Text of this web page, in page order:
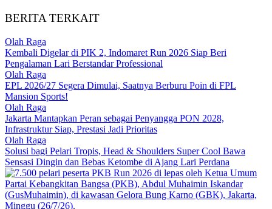
BERITA TERKAIT
Olah Raga
Kembali Digelar di PIK 2, Indomaret Run 2026 Siap Beri
Pengalaman Lari Berstandar Professional
Olah Raga
EPL 2026/27 Segera Dimulai, Saatnya Berburu Poin di FPL
Mansion Sports!
Olah Raga
Jakarta Mantapkan Peran sebagai Penyangga PON 2028,
Infrastruktur Siap, Prestasi Jadi Prioritas
Olah Raga
Solusi bagi Pelari Tropis, Head & Shoulders Super Cool Bawa
Sensasi Dingin dan Bebas Ketombe di Ajang Lari Perdana